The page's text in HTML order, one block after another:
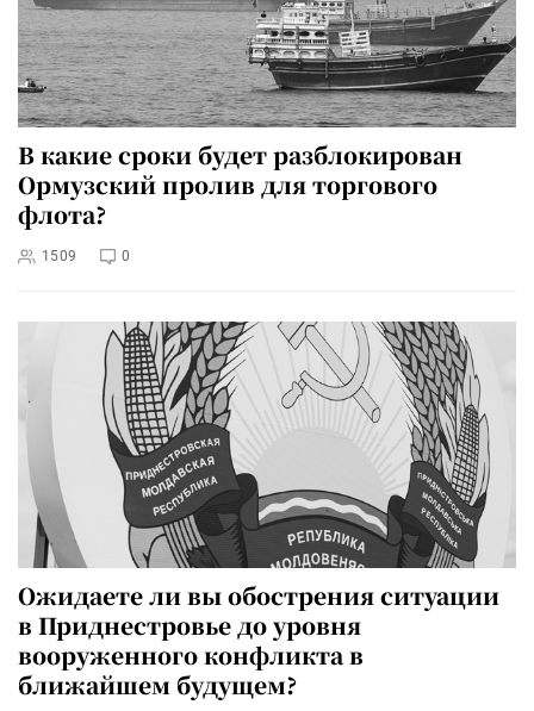
В какие сроки будет разблокирован
Ормузский пролив для торгового
флота?
1509 0
Ожидаете ли вы обострения ситуации
в Приднестровье до уровня
вооруженного конфликта в
ближайшем будущем?